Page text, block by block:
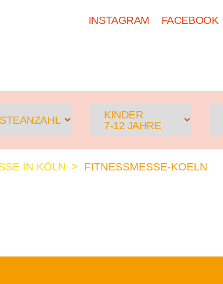
INSTAGRAM FACEBOOK
KINDER
7-12 JAHRE
IN KÖLN > FITNESSMESSE-KOELN